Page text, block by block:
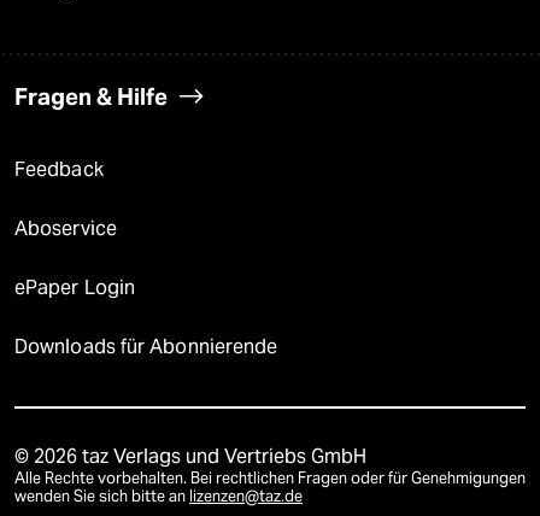
Fragen & Hilfe
Feedback
Aboservice
ePaper Login
Downloads für Abonnierende
© 2026 taz Verlags und Vertriebs GmbH
Alle Rechte vorbehalten. Bei rechtlichen Fragen oder für Genehmigungen
wenden Sie sich bitte an lizenzen@taz.de